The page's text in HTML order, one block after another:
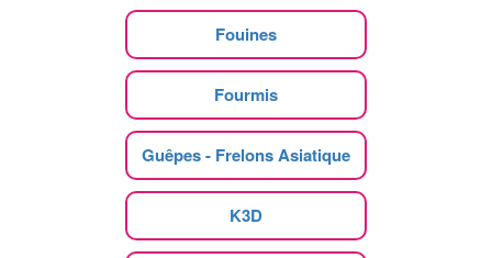
Fouines
Fourmis
Guêpes - Frelons Asiatique
K3D